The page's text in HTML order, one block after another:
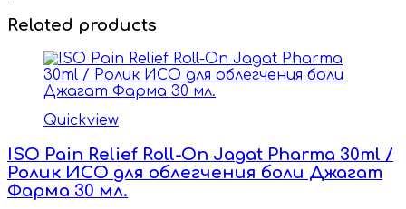
Related products
Quickview
ISO Pain Relief Roll-On Jagat Pharma 30ml /
Ролик ИСО для облегчения боли Джагат
Фарма 30 мл.